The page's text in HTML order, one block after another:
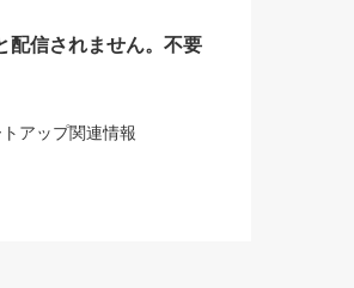
配信されません。不要
アップ関連情報